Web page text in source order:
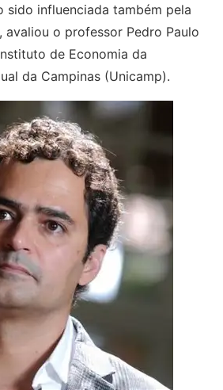
sido influenciada também pela
avaliou o professor Pedro Paulo
de Economia da
da Campinas (Unicamp).